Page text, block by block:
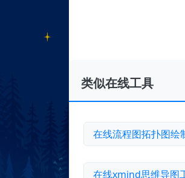
类似在线工具
在线流程图拓扑图绘
在线xmind思维导图